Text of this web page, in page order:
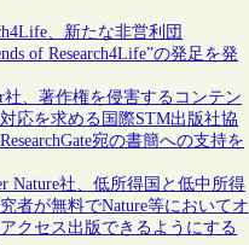
、新たな非営利団
of Research4Life”の発足を発
社、著作権を侵害するコンテン
応を求める国際STM出版社協
宛の書簡への支持を
Nature社、低所得国と低中所得
者が無料でNature等においてオ
クセス出版できるようにする